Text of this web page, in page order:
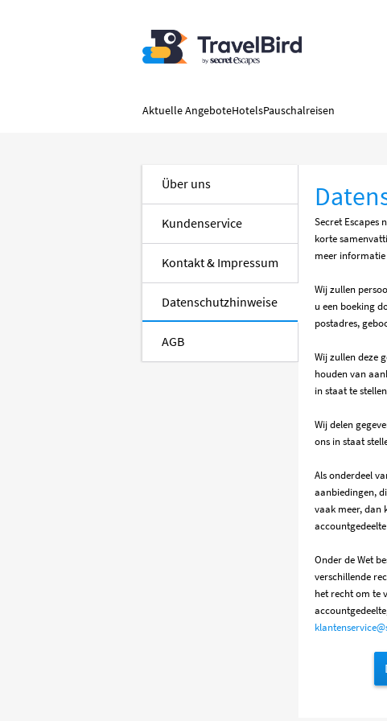
Aktuelle AngeboteHotelsPauschalreisen
Über uns
Kundenservice
Kontakt & Impressum
Datenschutzhinweise
AGB
Secret Escapes
korte
meer
Wij zullen
u een boeking
postadres,
Wij zullen deze
houden van
in staat te
Wij delen
ons in staat
Als onderdeel
aanbiedingen,
vaak meer, dan
Onder de Wet
verschillende
het recht om te